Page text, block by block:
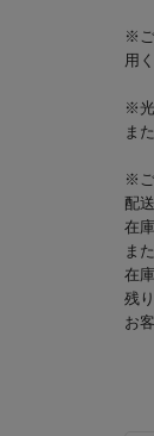
※ご
用
※光
ま
※ご
配
在
ま
在
残
お